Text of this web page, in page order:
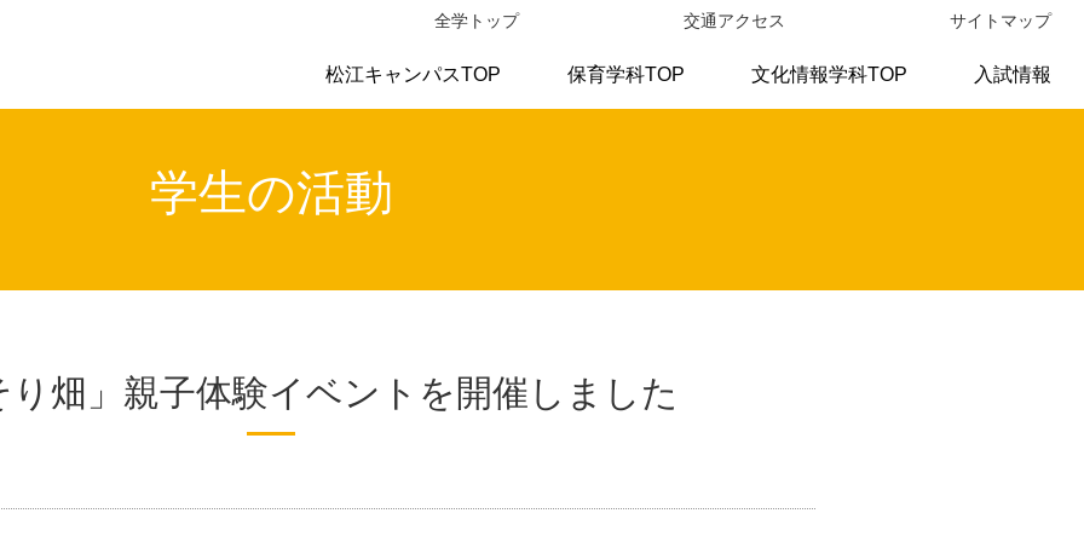
全学トップ 交通アクセス サイトマップ
松江キャンパスTOP 保育学科TOP 文化情報学科TOP 入試情報
学生の活動
り畑」親子体験イベントを開催しました